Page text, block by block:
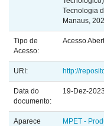
Tecnologia
Manaus,
Tipo de
Acesso:
Acesso
URI: http://
Data do
documento:
19-Dez-2023
Aparece
MPET -